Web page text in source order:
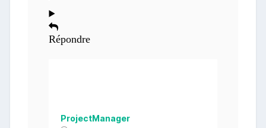
Répondre
ProjectManager